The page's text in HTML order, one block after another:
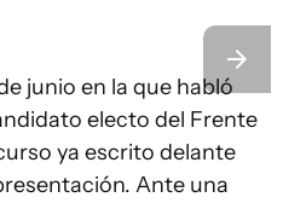
junio en la que habló
electo del Frente
ya escrito delante
Ante una